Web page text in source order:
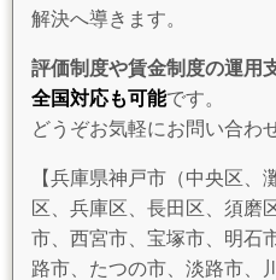
解決へ導きます。
評価制度や賃金制度の運用
全国対応も可能です。
どうぞお気軽にお問い合わ
【兵庫県神戸市（中央区、
区、兵庫区、長田区、須磨
市、西宮市、宝塚市、明石
路市、たつの市、淡路市、